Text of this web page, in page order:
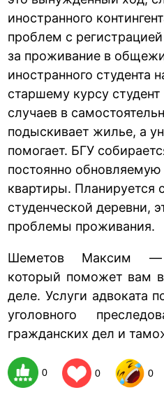
иностранного
проблем с
за проживание в
иностранного студента
старшему курсу
случаев в
подыскивает жилье, а
помогает. БГУ
постоянно
квартиры. Планируется
студенческой деревни,
проблемы проживания.
Шеметов Максим
который поможет вам
деле. Услуги адвоката
уголовного
гражданских дел и
0 0 0